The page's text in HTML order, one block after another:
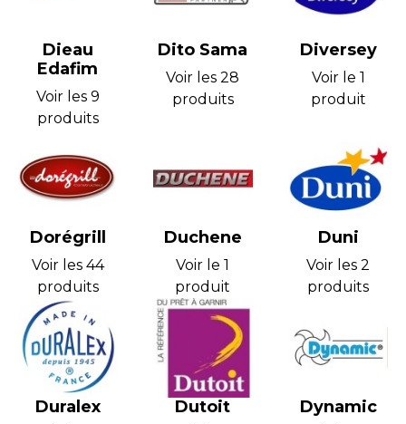
Dieau
Edafim
Voir les 9
produits
Dito Sama
Voir les 28
produits
Diversey
Voir le 1
produit
Dorégrill
Voir les 44
produits
Duchene
Voir le 1
produit
Duni
Voir les 2
produits
Duralex Dutoit Dynamic